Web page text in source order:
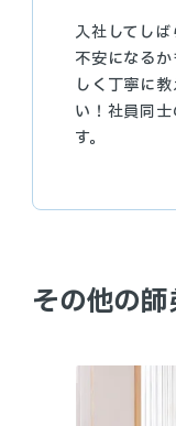
入社してし
不安になる
しく丁寧に
い！社員同
す。
その他の
01